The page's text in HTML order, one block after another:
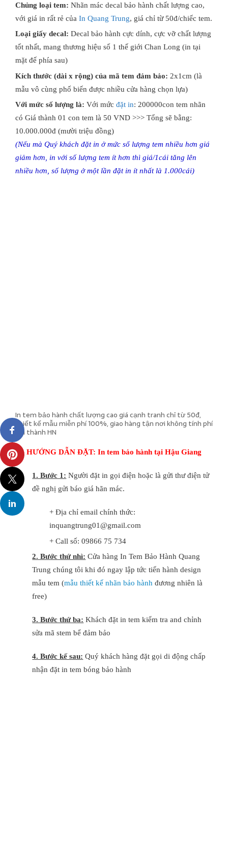
Chủng loại tem: Nhãn mác decal bảo hành chất lượng cao,
với giá in rất rẻ của In Quang Trung, giá chỉ từ 50đ/chiếc tem.
Loại giấy decal: Decal bảo hành cực dính, cực vỡ chất lượng
tốt nhất, mang thương hiệu số 1 thế giới Chan Long (in tại
mặt đế phía sau)
Kích thước (dài x rộng) của mã tem đảm bảo: 2x1cm (là
mẫu vô cùng phố biến được nhiều cửa hàng chọn lựa)
Với mức số lượng là: Với mức đặt in: 200000con tem nhãn
có Giá thành 01 con tem là 50 VND >>> Tổng sẽ bằng:
10.000.000đ (mười triệu đồng)
(Nếu mà Quý khách đặt in ở mức số lượng tem nhiều hơn giá
giảm hơn, in với số lượng tem ít hơn thì giá/1cái tăng lên
nhiều hơn, số lượng ở một lần đặt in ít nhất là 1.000cái)
In tem bảo hành chất lượng cao giá cạnh tranh chỉ từ 50đ,
thiết kế mẫu miễn phí 100%, giao hàng tận nơi không tính phí
nội thành HN
I – HƯỚNG DẪN ĐẶT: ​In tem bảo hành tại Hậu Giang
1. Bước 1: Người đặt in gọi điện hoặc là gửi thư điện tử
đề nghị gửi báo giá hãn mác.
+ Địa chỉ email chính thức:
inquangtrung01@gmail.com
+ Call số: 09866 75 734
2. Bước thứ nhì: Cửa hàng In Tem Bảo Hành Quang
Trung chúng tôi khi đó ngay lập tức tiến hành design
mẫu tem (mẫu thiết kế nhãn bảo hành đương nhiên là
free)
3. Bước thứ ba: Khách đặt in tem kiểm tra and chỉnh
sửa mã stem bể đảm bảo
4. Bước kế sau: Quý khách hàng đặt gọi di động chấp
nhận đặt in tem bóng bảo hành